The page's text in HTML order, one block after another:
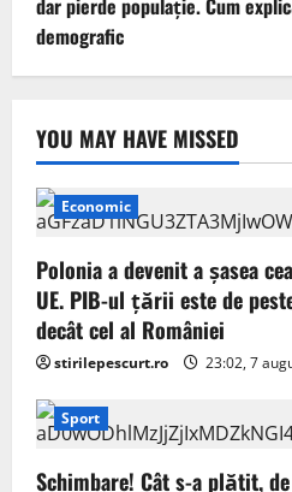
dar pierde populație. Cum
demografic
YOU MAY HAVE MISSED
Economic
Polonia a devenit a șasea
UE. PIB-ul țării este de
decât cel al României
stirilepescurt.ro 23:02, 7
Sport
Schimbare! Cât s-a plătit,